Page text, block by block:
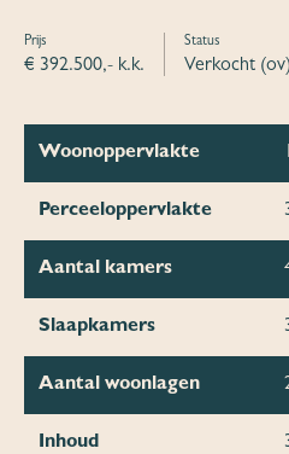
Prijs
€ 392.500,- k.k.
Status
Verkocht (ov)
Woonoppervlakte
Perceeloppervlakte
Aantal kamers
Slaapkamers
Aantal woonlagen
Inhoud